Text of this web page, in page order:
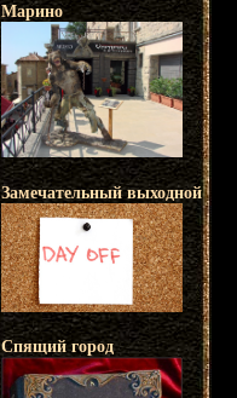
Марино
Замечательный выходной
Спящий город